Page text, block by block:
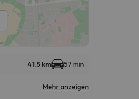
41.5 km 57 min
Mehr anzeigen